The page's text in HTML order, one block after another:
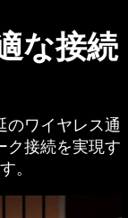
な接続
のワイヤレス通
ク接続を実現す
。